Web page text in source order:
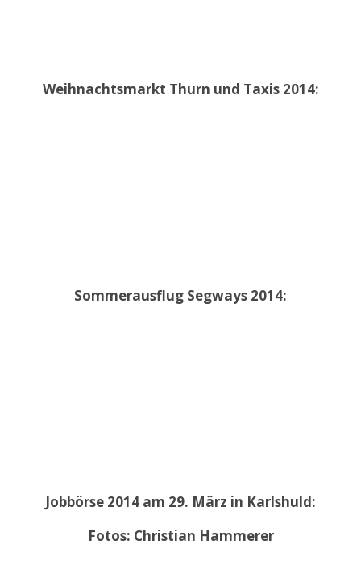
Weihnachtsmarkt Thurn und Taxis 2014:
Sommerausflug Segways 2014:
Jobbörse 2014 am 29. März in Karlshuld:
Fotos: Christian Hammerer